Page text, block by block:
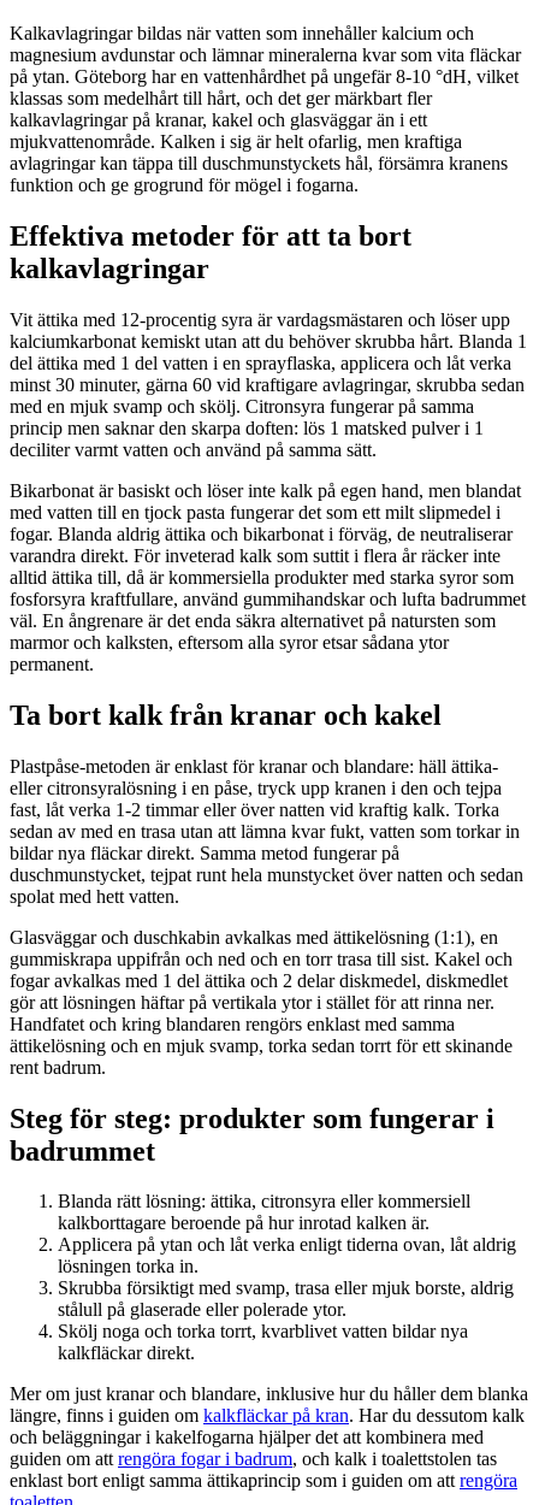
Kalkavlagringar bildas när vatten som innehåller kalcium och
magnesium avdunstar och lämnar mineralerna kvar som vita fläckar
på ytan. Göteborg har en vattenhårdhet på ungefär 8-10 °dH, vilket
klassas som medelhårt till hårt, och det ger märkbart fler
kalkavlagringar på kranar, kakel och glasväggar än i ett
mjukvattenområde. Kalken i sig är helt ofarlig, men kraftiga
avlagringar kan täppa till duschmunstyckets hål, försämra kranens
funktion och ge grogrund för mögel i fogarna.
Effektiva metoder för att ta bort
kalkavlagringar
Vit ättika med 12-procentig syra är vardagsmästaren och löser upp
kalciumkarbonat kemiskt utan att du behöver skrubba hårt. Blanda 1
del ättika med 1 del vatten i en sprayflaska, applicera och låt verka
minst 30 minuter, gärna 60 vid kraftigare avlagringar, skrubba sedan
med en mjuk svamp och skölj. Citronsyra fungerar på samma
princip men saknar den skarpa doften: lös 1 matsked pulver i 1
deciliter varmt vatten och använd på samma sätt.
Bikarbonat är basiskt och löser inte kalk på egen hand, men blandat
med vatten till en tjock pasta fungerar det som ett milt slipmedel i
fogar. Blanda aldrig ättika och bikarbonat i förväg, de neutraliserar
varandra direkt. För inveterad kalk som suttit i flera år räcker inte
alltid ättika till, då är kommersiella produkter med starka syror som
fosforsyra kraftfullare, använd gummihandskar och lufta badrummet
väl. En ångrenare är det enda säkra alternativet på natursten som
marmor och kalksten, eftersom alla syror etsar sådana ytor
permanent.
Ta bort kalk från kranar och kakel
Plastpåse-metoden är enklast för kranar och blandare: häll ättika-
eller citronsyralösning i en påse, tryck upp kranen i den och tejpa
fast, låt verka 1-2 timmar eller över natten vid kraftig kalk. Torka
sedan av med en trasa utan att lämna kvar fukt, vatten som torkar in
bildar nya fläckar direkt. Samma metod fungerar på
duschmunstycket, tejpat runt hela munstycket över natten och sedan
spolat med hett vatten.
Glasväggar och duschkabin avkalkas med ättikelösning (1:1), en
gummiskrapa uppifrån och ned och en torr trasa till sist. Kakel och
fogar avkalkas med 1 del ättika och 2 delar diskmedel, diskmedlet
gör att lösningen häftar på vertikala ytor i stället för att rinna ner.
Handfatet och kring blandaren rengörs enklast med samma
ättikelösning och en mjuk svamp, torka sedan torrt för ett skinande
rent badrum.
Steg för steg: produkter som fungerar i
badrummet
Blanda rätt lösning: ättika, citronsyra eller kommersiell
kalkborttagare beroende på hur inrotad kalken är.
Applicera på ytan och låt verka enligt tiderna ovan, låt aldrig
lösningen torka in.
Skrubba försiktigt med svamp, trasa eller mjuk borste, aldrig
stålull på glaserade eller polerade ytor.
Skölj noga och torka torrt, kvarblivet vatten bildar nya
kalkfläckar direkt.
Mer om just kranar och blandare, inklusive hur du håller dem blanka
längre, finns i guiden om kalkfläckar på kran. Har du dessutom kalk
och beläggningar i kakelfogarna hjälper det att kombinera med
guiden om attrengöra fogar i badrum, och kalk i toalettstolen tas
enklast bort enligt samma ättikaprincip som i guiden om attrengöra